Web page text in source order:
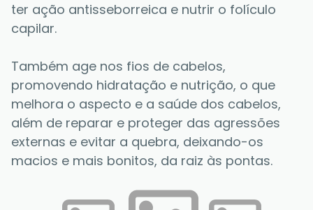
ter ação antisseborreica e nutrir o folículo
capilar.
Também age nos fios de cabelos,
promovendo hidratação e nutrição, o que
melhora o aspecto e a saúde dos cabelos,
além de reparar e proteger das agressões
externas e evitar a quebra, deixando-os
macios e mais bonitos, da raiz às pontas.